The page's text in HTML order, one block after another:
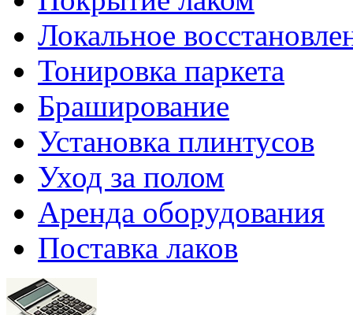
Локальное
Тонировка паркета
Браширование
Установка плинтусов
Уход за полом
Аренда оборудования
Поставка лаков